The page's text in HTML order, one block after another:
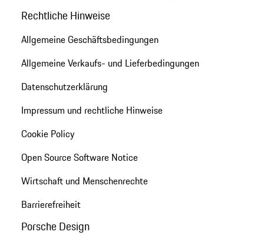
Rechtliche Hinweise
Allgemeine Geschäftsbedingungen
Allgemeine Verkaufs- und Lieferbedingungen
Datenschutzerklärung
Impressum und rechtliche Hinweise
Cookie Policy
Open Source Software Notice
Wirtschaft und Menschenrechte
Barrierefreiheit
Porsche Design